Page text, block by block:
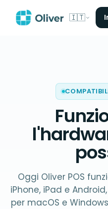
🇮🇹
Oggi Oliver POS
iPhone, iPad e
per macOS e